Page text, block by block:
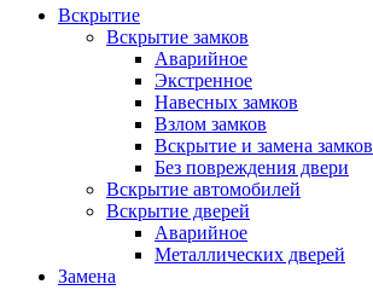
Вскрытие
Вскрытие замков
Аварийное
Экстренное
Навесных замков
Взлом замков
Вскрытие и замена замков
Без повреждения двери
Вскрытие автомобилей
Вскрытие дверей
Аварийное
Металлических дверей
Замена